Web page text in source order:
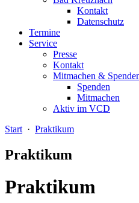
Kontakt
Datenschutz
Termine
Service
Presse
Kontakt
Mitmachen &
Spenden
Mitmachen
Aktiv im VCD
Start · Praktikum
Praktikum
Praktikum